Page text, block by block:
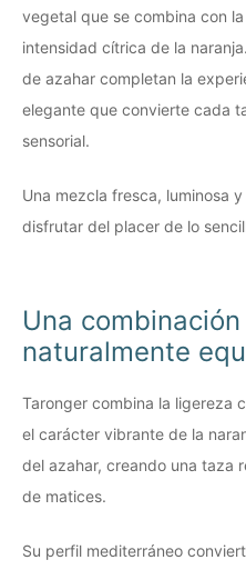
vegetal que se combina con
intensidad cítrica de la
de azahar completan la
elegante que convierte cada
sensorial.
Una mezcla fresca, luminosa
disfrutar del placer de lo
Una
naturalmente
Taronger combina la ligereza
el carácter vibrante de la
del azahar, creando una taza
de matices.
Su perfil mediterráneo